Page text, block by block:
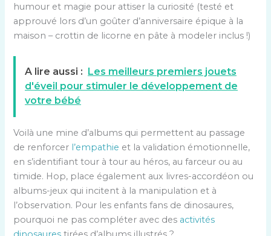
humour et magie pour attiser la curiosité (testé et
approuvé lors d’un goûter d’anniversaire épique à la
maison – crottin de licorne en pâte à modeler inclus !)
A lire aussi :
Les meilleurs premiers jouets
d'éveil pour stimuler le développement de
votre bébé
Voilà une mine d’albums qui permettent au passage
de renforcer l’empathie et la validation émotionnelle,
en s’identifiant tour à tour au héros, au farceur ou au
timide. Hop, place également aux livres-accordéon ou
albums-jeux qui incitent à la manipulation et à
l’observation. Pour les enfants fans de dinosaures,
pourquoi ne pas compléter avec des activités